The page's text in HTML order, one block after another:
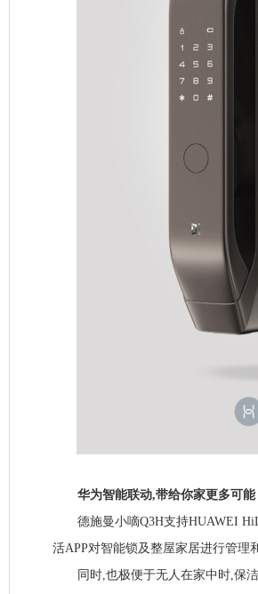
华为智能联动,带给你家更多可能
德施曼小嘀Q3H支持HUAWEI
活APP对智能锁及整屋家居进行管理
同时,也极便于无人在家中时,保洁